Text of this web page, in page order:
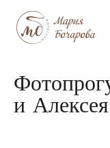
и Алексея